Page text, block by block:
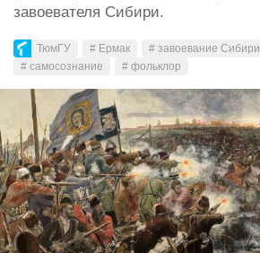
завоевателя Сибири.
ТюмГУ # Ермак # завоевание Сибири
# самосознание
# фольклор